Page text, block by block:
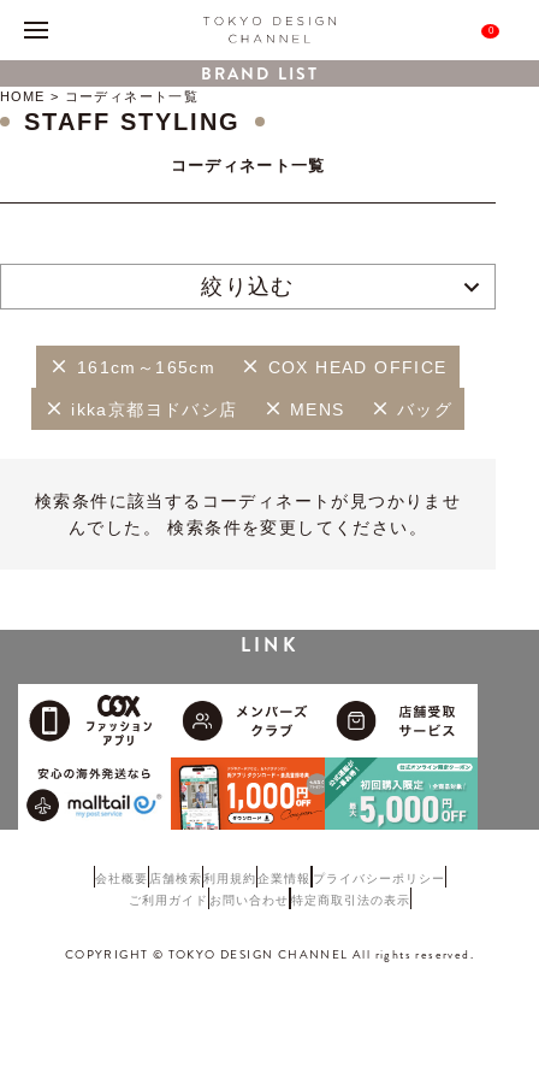
0
BRAND LIST
HOME コーディネート一覧
STAFF STYLING
コーディネート一覧
絞り込む
161cm～165cm COX HEAD OFFICE
ikka京都ヨドバシ店 MENS バッグ
検索条件に該当するコーディネートが見つかりませ
んでした。 検索条件を変更してください。
LINK
会社概要 店舗検索利用規約企業情報 プライバシーポリシー
ご利用ガイド お問い合わせ 特定商取引法の表示
COPYRIGHT © TOKYO DESIGN CHANNEL All rights reserved.